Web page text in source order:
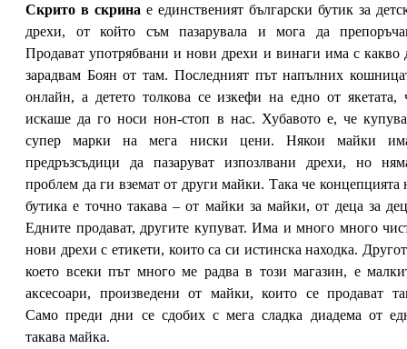
Скрито в скрина e единственият български бутик за
дрехи, от който съм пазарувала и мога да
Продават употрябвани и нови дрехи и винаги има с какво
зарадвам Боян от там. Последният път напълних
онлайн, а детето толкова се изкефи на едно от якетата,
искаше да го носи нон-стоп в нас. Хубавото е, че
супер марки на мега ниски цени. Някои майки
предръзсъдици да пазаруват изпозлвани дрехи, но
проблем да ги вземат от други майки. Така че концепцията
бутика е точно такава – от майки за майки, от деца за
Едните продават, другите купуват. Има и много много
нови дрехи с етикети, които са си истинска находка.
което всеки път много ме радва в този магазин, е
аксесоари, произведени от майки, които се продават
Само преди дни се сдобих с мега сладка диадема от
такава майка.